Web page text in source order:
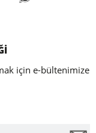
için e-bültenimize